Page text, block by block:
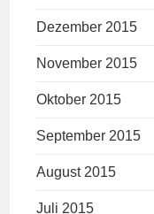
Dezember 2015
November 2015
Oktober 2015
September 2015
August 2015
Juli 2015